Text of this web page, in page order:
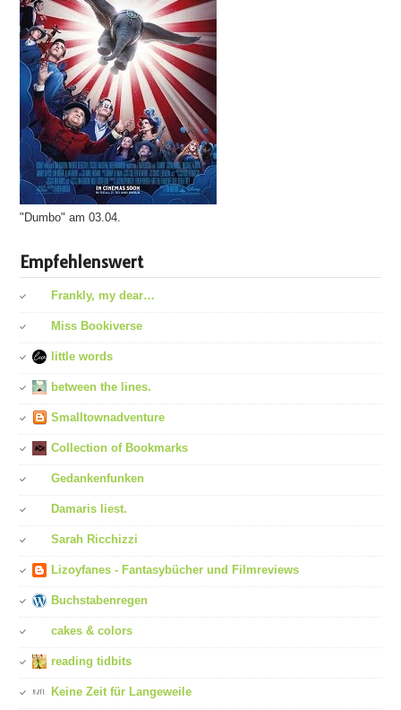
"Dumbo" am 03.04.
Empfehlenswert
Frankly, my dear…
Miss Bookiverse
little words
between the lines.
Smalltownadventure
Collection of Bookmarks
Gedankenfunken
Damaris liest.
Sarah Ricchizzi
Lizoyfanes - Fantasybücher und Filmreviews
Buchstabenregen
cakes & colors
reading tidbits
Keine Zeit für Langeweile